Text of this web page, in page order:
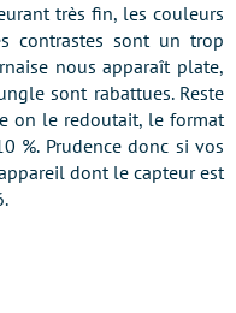
très fin, les couleurs
contrastes sont un trop
nous apparaît plate,
sont rabattues. Reste
on le redoutait, le format
%. Prudence donc si vos
dont le capteur est